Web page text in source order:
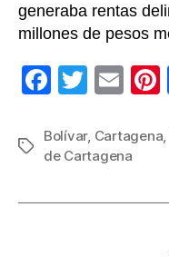
generaba rentas
millones de pesos
F
c
e
b
T
tt
er
E
ail
Etiquetas
Bolívar, Cartagena,
de Cartagena